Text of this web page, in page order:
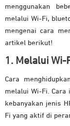
menggunakan
melalui Wi-Fi,
mengenai cara
artikel berikut!
1. Melalui Wi-
Cara
melalui Wi-Fi. Cara
kebanyakan jenis
Fi yang aktif di